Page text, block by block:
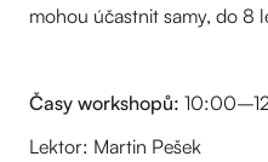
mohou účastnit samy, do 8
Časy workshopů:
Lektor: Martin Pešek